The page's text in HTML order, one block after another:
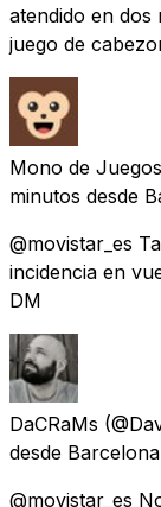
atendido en dos
juego de
Mono de Juegos
minutos desde
@movistar_es
incidencia en
DM
DaCRaMs
desde
@movistar_es